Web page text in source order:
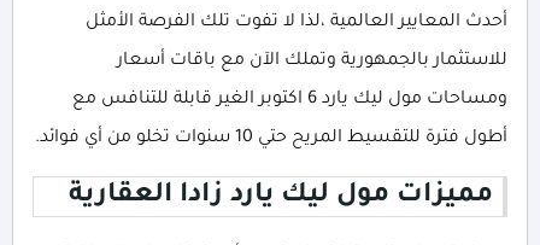
أحدث المعايير العالمية ،لذا لا تفوت تلك الفرصة الأمثل
للاستثمار بالجمهورية وتملك الآن مع باقات أسعار
ومساحات مول ليك يارد 6 اكتوبر الغير قابلة للتنافس مع
أطول فترة للتقسيط المريح حتي 10 سنوات تخلو من أي فوائد.
مميزات مول ليك يارد زادا العقارية